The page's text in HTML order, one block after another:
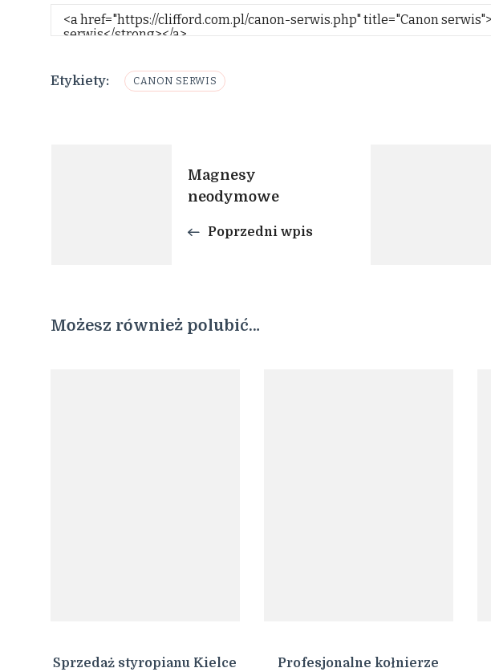
Etykiety: CANON SERWIS
Nawigacja
Magnesy
neodymowe
Poprzedni wpis
Możesz również polubić…
Sprzedaż styropianu Kielce
Profesjonalne kołnierze